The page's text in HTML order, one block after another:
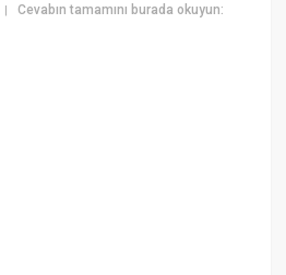
|Cevabın tamamını burada okuyun: